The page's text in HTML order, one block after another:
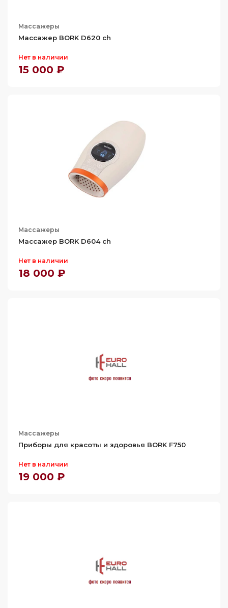
Массажеры
Массажер BORK D620 ch
Нет в наличии
15 000 ₽
Массажеры
Массажер BORK D604 ch
Нет в наличии
18 000 ₽
Массажеры
Приборы для красоты и здоровья BORK F750
Нет в наличии
19 000 ₽